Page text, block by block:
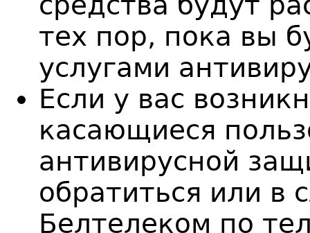
тех пор, пока вы
услугами
Если у вас
касающиеся
антивирусной
обратиться или в
Белтелеком по